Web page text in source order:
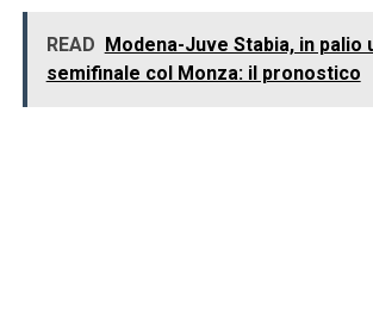
READ Modena-Juve Stabia, in palio
semifinale col Monza: il pronostico